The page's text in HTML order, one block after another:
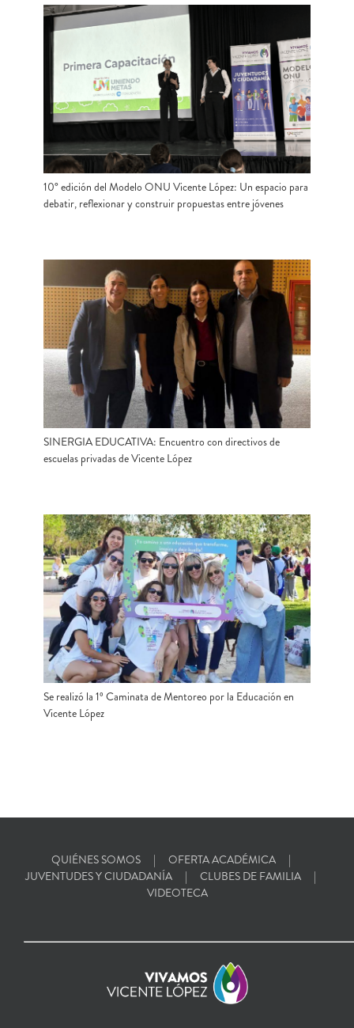
10° edición del Modelo ONU Vicente López: Un espacio para
debatir, reflexionar y construir propuestas entre jóvenes
SINERGIA EDUCATIVA: Encuentro con directivos de
escuelas privadas de Vicente López
Se realizó la 1º Caminata de Mentoreo por la Educación en
Vicente López
QUIÉNES SOMOS
OFERTA ACADÉMICA
JUVENTUDES Y CIUDADANÍA
CLUBES DE FAMILIA
VIDEOTECA